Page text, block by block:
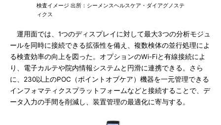
検査イメージ 出所：シーメンスヘルスケア・ダイアグノステ
ィクス
運用面では、1つのディスプレイに対して最大3つの分析モジュ
ールを同時に接続できる拡張性を備え、複数検体の並行処理によ
る検査効率の向上を図った。オプションのWi-Fiと有線接続によ
り、電子カルテや院内情報システムと円滑に連携できる。さら
に、230以上のPOC（ポイントオブケア）機器を一元管理できる
インフォマティクスプラットフォームなどと接続することで、デ
ータ入力の手間を削減し、装置管理の最適化に寄与する。